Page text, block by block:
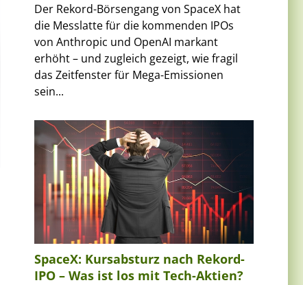
Der Rekord-Börsengang von SpaceX hat
die Messlatte für die kommenden IPOs
von Anthropic und OpenAI markant
erhöht – und zugleich gezeigt, wie fragil
das Zeitfenster für Mega-Emissionen
sein...
SpaceX: Kursabsturz nach Rekord-
IPO – Was ist los mit Tech-Aktien?